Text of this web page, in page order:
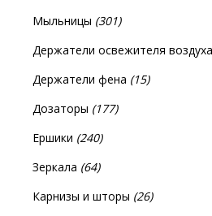
Мыльницы (301)
Держатели освежителя воздуха
Держатели фена (15)
Дозаторы (177)
Ершики (240)
Зеркала (64)
Карнизы и шторы (26)